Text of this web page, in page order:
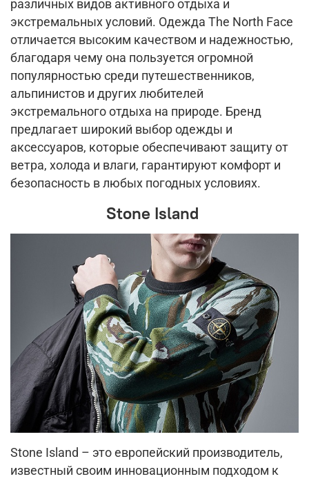
различных видов активного отдыха и
экстремальных условий. Одежда The North Face
отличается высоким качеством и надежностью,
благодаря чему она пользуется огромной
популярностью среди путешественников,
альпинистов и других любителей
экстремального отдыха на природе. Бренд
предлагает широкий выбор одежды и
аксессуаров, которые обеспечивают защиту от
ветра, холода и влаги, гарантируют комфорт и
безопасность в любых погодных условиях.
Stone Island
Stone Island – это европейский производитель,
известный своим инновационным подходом к